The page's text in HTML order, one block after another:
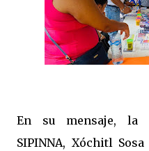
En su mensaje, la
SIPINNA, Xóchitl